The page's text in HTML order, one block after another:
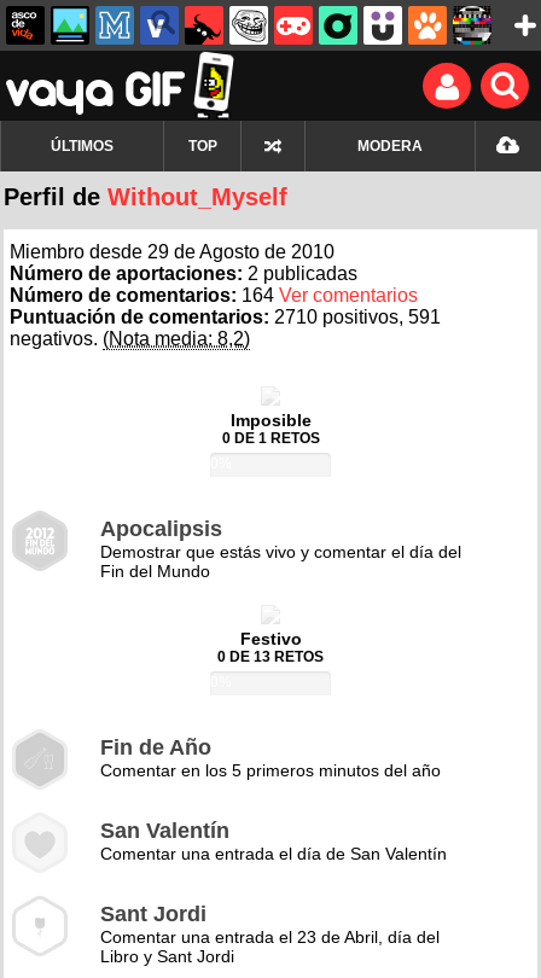
ÚLTIMOS TOP MODERA
Perfil de Without_Myself
Miembro desde 29 de Agosto de 2010
Número de aportaciones: 2 publicadas
Número de comentarios: 164 Ver comentarios
Puntuación de comentarios: 2710 positivos, 591
negativos. (Nota media: 8,2)
Imposible
0 DE 1 RETOS
Apocalipsis
Demostrar que estás vivo y comentar el día del
Fin del Mundo
Festivo
0 DE 13 RETOS
Fin de Año
Comentar en los 5 primeros minutos del año
San Valentín
Comentar una entrada el día de San Valentín
Sant Jordi
Comentar una entrada el 23 de Abril, día del
Libro y Sant Jordi